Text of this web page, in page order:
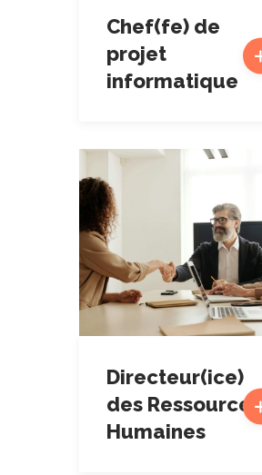
Chef(fe) de
projet
informatique
Directeur(ice)
des Ressources
Humaines